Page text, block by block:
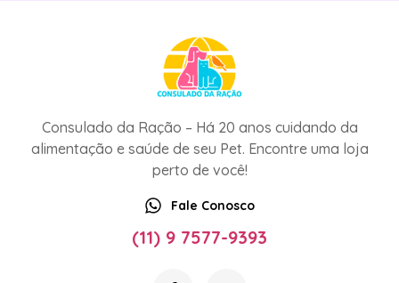
Consulado da Ração – Há 20 anos cuidando da
alimentação e saúde de seu Pet. Encontre uma loja
perto de você!
Fale Conosco
(11) 9 7577-9393